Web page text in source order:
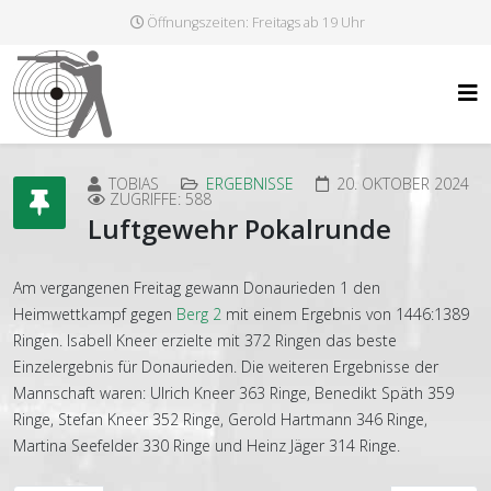
Öffnungszeiten: Freitags ab 19 Uhr
TOBIAS ERGEBNISSE 20. OKTOBER 2024
ZUGRIFFE: 588
Luftgewehr Pokalrunde
Am vergangenen Freitag gewann Donaurieden 1 den
Heimwettkampf gegen Berg 2 mit einem Ergebnis von 1446:1389
Ringen. Isabell Kneer erzielte mit 372 Ringen das beste
Einzelergebnis für Donaurieden. Die weiteren Ergebnisse der
Mannschaft waren: Ulrich Kneer 363 Ringe, Benedikt Späth 359
Ringe, Stefan Kneer 352 Ringe, Gerold Hartmann 346 Ringe,
Martina Seefelder 330 Ringe und Heinz Jäger 314 Ringe.